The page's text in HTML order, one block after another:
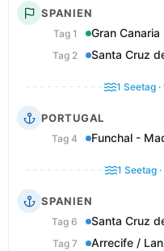
SPANIEN
Tag 1
Gran Canaria
Tag 2
Santa Cruz
1 Seetag
PORTUGAL
Tag 4
Funchal -
1 Seetag
SPANIEN
Tag 6
Santa Cruz
Tag 7
Arrecife /